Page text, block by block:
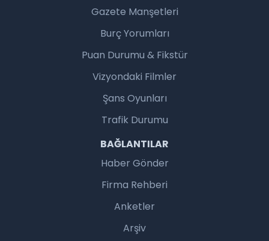
Gazete Manşetleri
Burç Yorumları
Puan Durumu & Fikstür
Vizyondaki Filmler
Şans Oyunları
Trafik Durumu
BAĞLANTILAR
Haber Gönder
Firma Rehberi
Anketler
Arşiv